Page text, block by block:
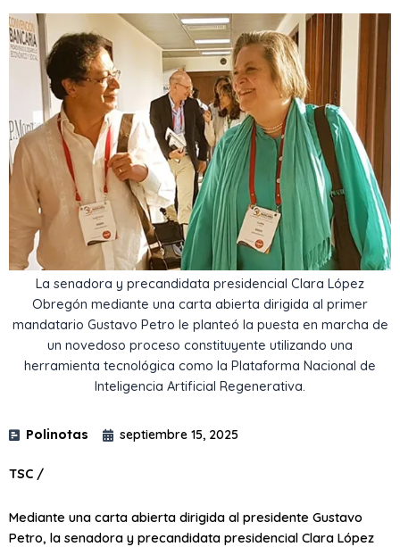
La senadora y precandidata presidencial Clara López
Obregón mediante una carta abierta dirigida al primer
mandatario Gustavo Petro le planteó la puesta en marcha de
un novedoso proceso constituyente utilizando una
herramienta tecnológica como la Plataforma Nacional de
Inteligencia Artificial Regenerativa.
Polinotas septiembre 15, 2025
TSC /
Mediante una carta abierta dirigida al presidente Gustavo
Petro, la senadora y precandidata presidencial Clara López